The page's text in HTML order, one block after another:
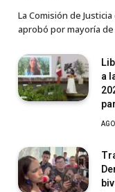
La Comisión de
aprobó por mayoría
a